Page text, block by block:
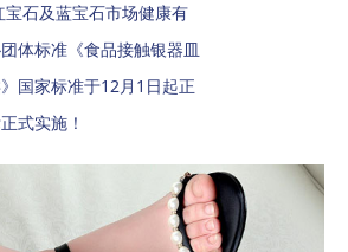
石及蓝宝石市场健康有
体标准《食品接触银器皿
国家标准于12月1日起正
式实施！